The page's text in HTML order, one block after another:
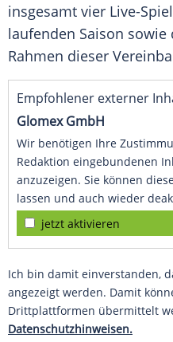
insgesamt vier Live-
laufenden Saison
Rahmen dieser
Empfohlener externer
Glomex GmbH
Wir benötigen Ihre
Redaktion eingebundenen
anzuzeigen. Sie können
lassen und auch wieder
jetzt aktivieren
Ich bin damit einverstanden,
angezeigt werden. Damit
Drittplattformen übermittelt
Datenschutzhinweisen.